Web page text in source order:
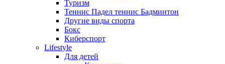
Туризм
Теннис Падел теннис Бадминтон
Другие виды спорта
Бокс
Киберспорт
Lifestyle
Для детей